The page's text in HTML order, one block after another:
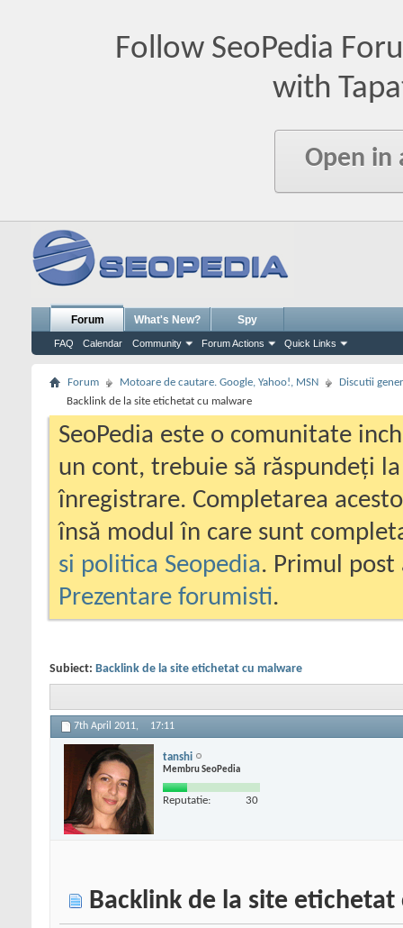
Follow SeoPedia
with
Open in
Forum
FAQ Calendar Community Forum Actions Quick Links
What's New? Spy
Forum Motoare de cautare. Google, Yahoo!, MSN
Discutii
Backlink de la site etichetat cu malware
SeoPedia este o comunitate
un cont, trebuie să răspundeți
înregistrare. Completarea
însă modul în care sunt
si politica Seopedia. Primul
Prezentare forumisti.
Subiect: Backlink de la site etichetat cu malware
7th April 2011, 17:11
tanshi
Membru SeoPedia
Reputatie: 30
Backlink de la site